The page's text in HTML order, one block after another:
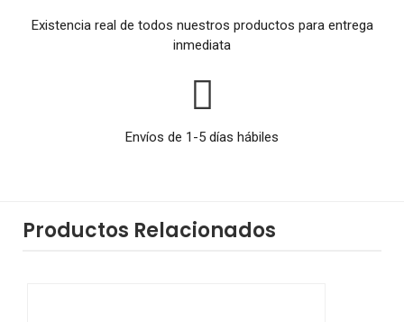
Existencia real de todos nuestros productos para entrega
inmediata
Envíos de 1-5 días hábiles
Productos Relacionados